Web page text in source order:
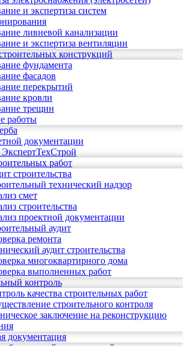
и экспертиза систем
ливневой канализации
и экспертиза вентиляции
конструкций
фундамента
фасадов
перекрытий
кровли
трещин
работы
документации
работ
строительства
технический надзор
смет
строительства
проектной документации
аудит
ремонта
аудит строительства
многоквартирного дома
выполненных работ
контроль
качества строительных работ
строительного контроля
заключение на реконструкцию
документация